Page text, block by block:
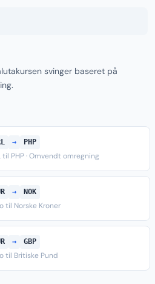
svinger baseret på
→ PHP
til PHP · Omvendt omregning
→ NOK
til Norske Kroner
→ GBP
til Britiske Pund